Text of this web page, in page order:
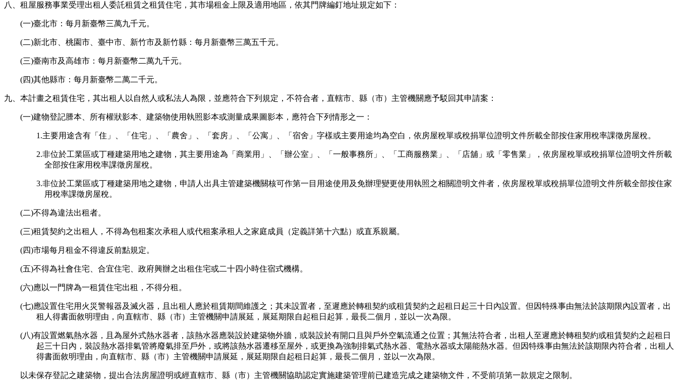
八、租屋服務事業受理出租人委託租賃之租賃住宅，其市場租金上限及適用地區，依其門牌編釘地址規定如下：
(一)臺北市：每月新臺幣三萬九千元。
(二)新北市、桃園市、臺中市、新竹市及新竹縣：每月新臺幣三萬五千元。
(三)臺南市及高雄市：每月新臺幣二萬九千元。
(四)其他縣市：每月新臺幣二萬二千元。
九、本計畫之租賃住宅，其出租人以自然人或私法人為限，並應符合下列規定，不符合者，直轄市、縣（市）主管機關應予駁回其申請案：
(一)建物登記謄本、所有權狀影本、建築物使用執照影本或測量成果圖影本，應符合下列情形之一：
1.主要用途含有「住」、「住宅」、「農舍」、「套房」、「公寓」、「宿舍」字樣或主要用途均為空白，依房屋稅單或稅捐單位證明文件所載全部按住家用稅率課徵房屋稅。
2.非位於工業區或丁種建築用地之建物，其主要用途為「商業用」、「辦公室」、「一般事務所」、「工商服務業」、「店舖」或「零售業」，依房屋稅單或稅捐單位證明文件所載
全部按住家用稅率課徵房屋稅。
3.非位於工業區或丁種建築用地之建物，申請人出具主管建築機關核可作第一目用途使用及免辦理變更使用執照之相關證明文件者，依房屋稅單或稅捐單位證明文件所載全部按住家
用稅率課徵房屋稅。
(二)不得為違法出租者。
(三)租賃契約之出租人，不得為包租案次承租人或代租案承租人之家庭成員（定義詳第十六點）或直系親屬。
(四)市場每月租金不得違反前點規定。
(五)不得為社會住宅、合宜住宅、政府興辦之出租住宅或二十四小時住宿式機構。
(六)應以一門牌為一租賃住宅出租，不得分租。
(七)應設置住宅用火災警報器及滅火器，且出租人應於租賃期間維護之；其未設置者，至遲應於轉租契約或租賃契約之起租日起三十日內設置。但因特殊事由無法於該期限內設置者，出
租人得書面敘明理由，向直轄市、縣（市）主管機關申請展延，展延期限自起租日起算，最長二個月，並以一次為限。
(八)有設置燃氣熱水器，且為屋外式熱水器者，該熱水器應裝設於建築物外牆，或裝設於有開口且與戶外空氣流通之位置；其無法符合者，出租人至遲應於轉租契約或租賃契約之起租日
起三十日內，裝設熱水器排氣管將廢氣排至戶外，或將該熱水器遷移至屋外，或更換為強制排氣式熱水器、電熱水器或太陽能熱水器。但因特殊事由無法於該期限內符合者，出租人
得書面敘明理由，向直轄市、縣（市）主管機關申請展延，展延期限自起租日起算，最長二個月，並以一次為限。
以未保存登記之建築物，提出合法房屋證明或經直轄市、縣（市）主管機關協助認定實施建築管理前已建造完成之建築物文件，不受前項第一款規定之限制。